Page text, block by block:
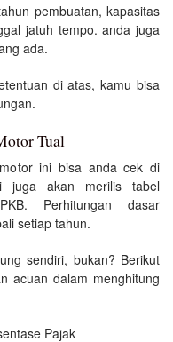
pembuatan, kapasitas
jatuh tempo. anda juga
ada.
di atas, kamu bisa
Tual
ini bisa anda cek di
juga akan merilis tabel
Perhitungan dasar
setiap tahun.
sendiri, bukan? Berikut
acuan dalam menghitung
Pajak